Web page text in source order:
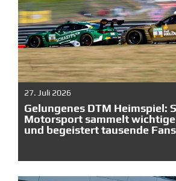
27. Juli 2026
Gelungenes DTM Heimspiel:
Motorsport sammelt
und begeistert tausende Fans